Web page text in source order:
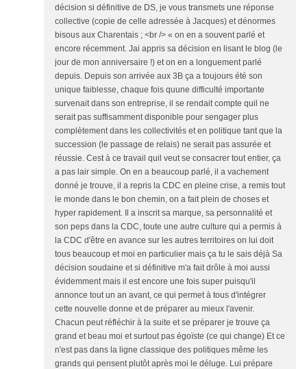
décision si définitive de DS, je vous transmets une réponse
collective (copie de celle adressée à Jacques) et dénormes
bisous aux Charentais ; <br /> « on en a souvent parlé et
encore récemment. Jai appris sa décision en lisant le blog (le
jour de mon anniversaire !) et on en a longuement parlé
depuis. Depuis son arrivée aux 3B ça a toujours été son
unique faiblesse, chaque fois quune difficulté importante
survenait dans son entreprise, il se rendait compte quil ne
serait pas suffisamment disponible pour sengager plus
complètement dans les collectivités et en politique tant que la
succession (le passage de relais) ne serait pas assurée et
réussie. Cest à ce travail quil veut se consacrer tout entier, ça
a pas lair simple. On en a beaucoup parlé, il a vachement
donné je trouve, il a repris la CDC en pleine crise, a remis tout
le monde dans le bon chemin, on a fait plein de choses et
hyper rapidement. Il a inscrit sa marque, sa personnalité et
son peps dans la CDC, toute une autre culture qui a permis à
la CDC d'être en avance sur les autres territoires on lui doit
tous beaucoup et moi en particulier mais ça tu le sais déjà Sa
décision soudaine et si définitive m'a fait drôle à moi aussi
évidemment mais il est encore une fois super puisqu'il
annonce tout un an avant, ce qui permet à tous d'intégrer
cette nouvelle donne et de préparer au mieux l'avenir.
Chacun peut réfléchir à la suite et se préparer je trouve ça
grand et beau moi et surtout pas égoïste (ce qui change) Et ce
n'est pas dans la ligne classique des politiques même les
grands qui pensent plutôt après moi le déluge. Lui prépare